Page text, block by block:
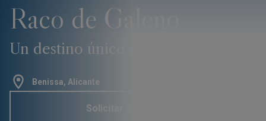
Raco de Galeno
Un destino único en la Costa Blanca
Benissa, Alicante
Solicitar información